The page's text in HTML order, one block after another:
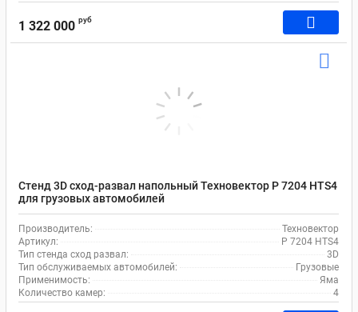
1 322 000 руб
Стенд 3D сход-развал напольный Техновектор P 7204 HTS4
для грузовых автомобилей
Производитель:
Техновектор
Артикул:
P 7204 HTS4
Тип стенда сход развал:
3D
Тип обслуживаемых автомобилей:
Грузовые
Применимость:
Яма
Количество камер:
4